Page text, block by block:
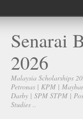
Senarai
2026
Malaysia Scholarships
Petronas | KPM |
Darby | SPM STPM |
Studies ..